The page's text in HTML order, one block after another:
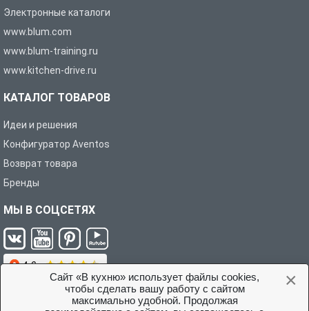
×
Сайт «В кухню» использует файлы cookies,
чтобы сделать вашу работу с сайтом
максимально удобной. Продолжая
Электронные каталоги
www.blum.com
www.blum-training.ru
www.kitchen-drive.ru
КАТАЛОГ ТОВАРОВ
Идеи и решения
Конфигуратор Aventos
Возврат товара
Бренды
МЫ В СОЦСЕТЯХ